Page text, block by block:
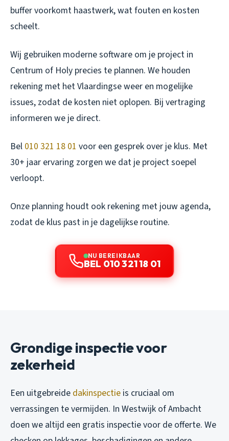
buffer voorkomt haastwerk, wat fouten en kosten
scheelt.
Wij gebruiken moderne software om je project in
Centrum of Holy precies te plannen. We houden
rekening met het Vlaardingse weer en mogelijke
issues, zodat de kosten niet oplopen. Bij vertraging
informeren we je direct.
Bel 010 321 18 01 voor een gesprek over je klus. Met
30+ jaar ervaring zorgen we dat je project soepel
verloopt.
Onze planning houdt ook rekening met jouw agenda,
zodat de klus past in je dagelijkse routine.
NU BEREIKBAAR
BEL 010 321 18 01
Grondige inspectie voor
zekerheid
Een uitgebreide dakinspectie is cruciaal om
verrassingen te vermijden. In Westwijk of Ambacht
doen we altijd een gratis inspectie voor de offerte. We